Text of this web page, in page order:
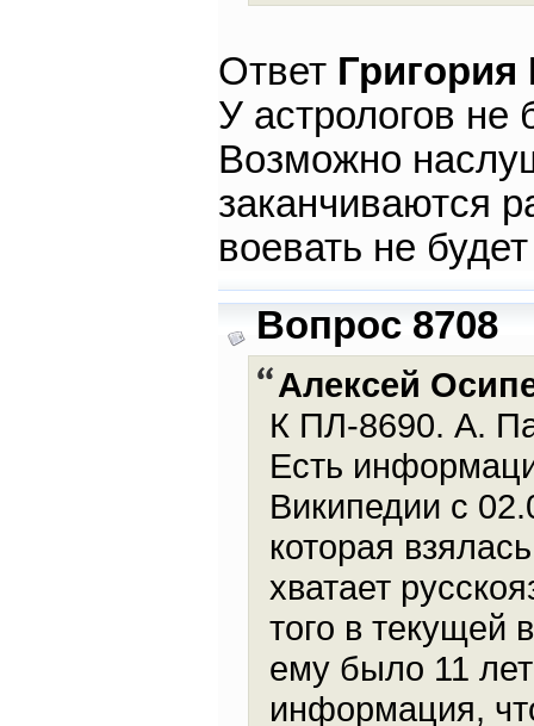
Ответ
У астрологов не
Возможно
заканчиваются
воевать не будет
Вопрос 8708
Алексей
К ПЛ-8690. А.
Есть
Википедии с
которая
хватает
того в текущей
ему было 11
информация,